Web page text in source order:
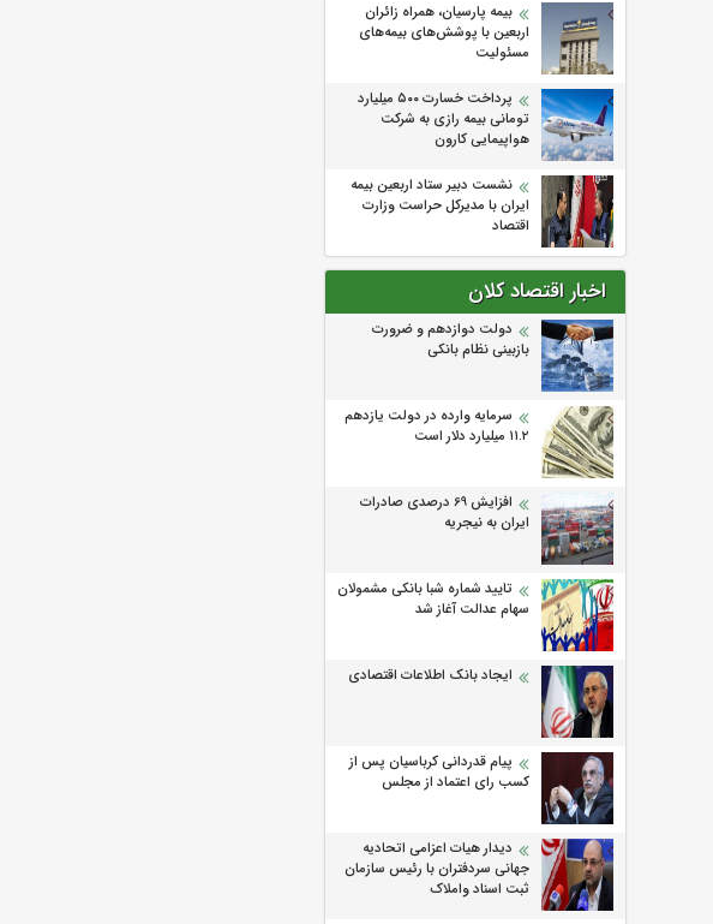
بیمه پارسیان، همراه زائران
اربعین با پوشش‌های بیمه‌های
مسئولیت
پرداخت خسارت ۵۰۰ میلیارد
تومانی بیمه رازی به شرکت
هواپیمایی کارون
نشست دبیر ستاد اربعین بیمه
ایران با مدیرکل حراست وزارت
اقتصاد
اخبار اقتصاد کلان
دولت دوازدهم و ضرورت
بازبینی نظام بانکی
سرمایه وارده در دولت یازدهم
۱۱.۲ میلیارد دلار است
افزایش 69 درصدی صادرات
ایران به نیجریه
تایید شماره شبا بانکی مشمولان
سهام عدالت آغاز شد
ایجاد بانک اطلاعات اقتصادی
پیام قدردانی کرباسیان پس از
کسب رای اعتماد از مجلس
دیدار هیات اعزامی اتحادیه
جهانی سردفتران با رئیس سازمان
ثبت اسناد واملاک